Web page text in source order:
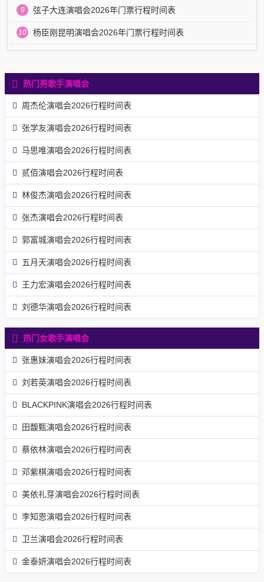
9 弦子大连演唱会2026年门票行程时间表
10 杨臣刚昆明演唱会2026年门票行程时间表
热门男歌手演唱会
周杰伦演唱会2026行程时间表
张学友演唱会2026行程时间表
马思唯演唱会2026行程时间表
贰佰演唱会2026行程时间表
林俊杰演唱会2026行程时间表
张杰演唱会2026行程时间表
郭富城演唱会2026行程时间表
五月天演唱会2026行程时间表
王力宏演唱会2026行程时间表
刘德华演唱会2026行程时间表
热门女歌手演唱会
张惠妹演唱会2026行程时间表
刘若英演唱会2026行程时间表
BLACKPINK演唱会2026行程时间表
田馥甄演唱会2026行程时间表
蔡依林演唱会2026行程时间表
邓紫棋演唱会2026行程时间表
美依礼芽演唱会2026行程时间表
李知恩演唱会2026行程时间表
卫兰演唱会2026行程时间表
金泰妍演唱会2026行程时间表